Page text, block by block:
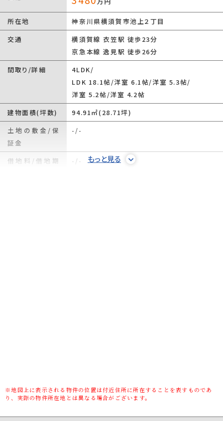
もっと見る
所在地
神奈川県横須賀市池上２丁目
交通
横須賀線 衣笠駅 徒歩23分
京急本線 逸見駅 徒歩26分
間取り/詳細
4LDK/
LDK 18.1帖/洋室 6.1帖/洋室 5.3帖/
洋室 5.2帖/洋室 4.2帖
建物面積(坪数)
94.91㎡(28.71坪)
土地の敷金/保
証金
-/-
借地料/借地期
-/-
都市計画
市街化区域
※地図上に表示される物件の位置は付近住所に所在することを表すものであ
り、実際の物件所在地とは異なる場合がございます。